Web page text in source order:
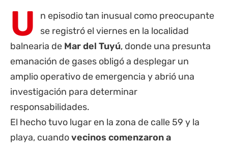
U
n episodio tan inusual como preocupante
se registró el viernes en la localidad
balnearia de Mar del Tuyú, donde una presunta
emanación de gases obligó a desplegar un
amplio operativo de emergencia y abrió una
investigación para determinar
responsabilidades.
El hecho tuvo lugar en la zona de calle 59 y la
playa, cuandovecinos comenzaron a